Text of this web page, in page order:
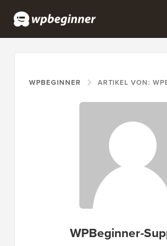
WPBEGINNER ARTIKEL VON:
WPBeginner-